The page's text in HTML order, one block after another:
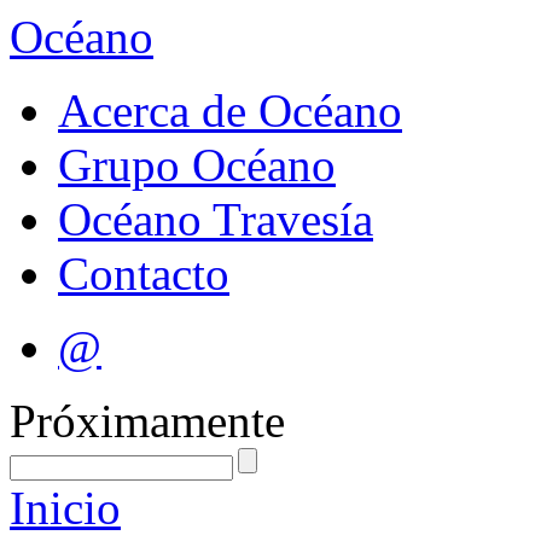
Océano
Acerca de Océano
Grupo Océano
Océano Travesía
Contacto
@
Próximamente
Inicio